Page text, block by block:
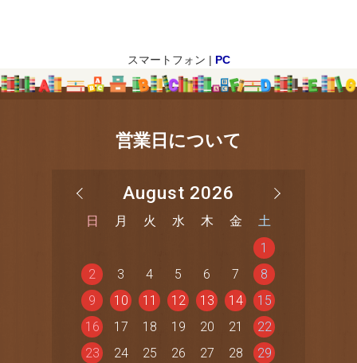
スマートフォン | PC
営業日について
August 2026
日 月 火 水 木 金
土
1
2
3 4 5 6 7
8
9
10 11 12 13 14
15
16
17 18 19 20 21
22
23
24 25 26 27 28
29